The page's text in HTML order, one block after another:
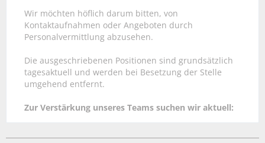
Wir möchten höflich darum bitten, von
Kontaktaufnahmen oder Angeboten durch
Personalvermittlung abzusehen.
Die ausgeschriebenen Positionen sind grundsätzlich
tagesaktuell und werden bei Besetzung der Stelle
umgehend entfernt.
Zur Verstärkung unseres Teams suchen wir aktuell: